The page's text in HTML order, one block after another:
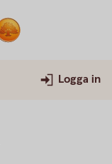
Logga in